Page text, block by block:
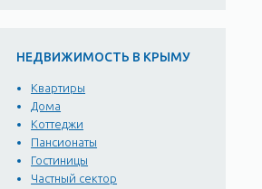
НЕДВИЖИМОСТЬ В КРЫМУ
Квартиры
Дома
Коттеджи
Пансионаты
Гостиницы
Частный сектор